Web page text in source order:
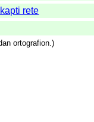
rete
ortografion.)